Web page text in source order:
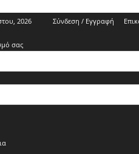
2026 Σύνδεση / Εγγραφή
σας